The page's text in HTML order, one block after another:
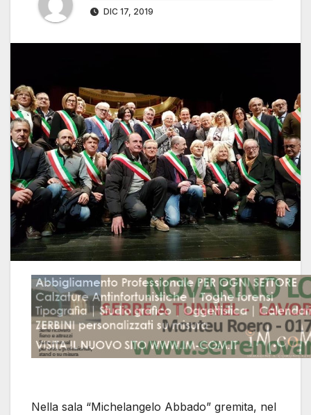
DIC 17, 2019
Nella sala “Michelangelo Abbado” gremita, nel